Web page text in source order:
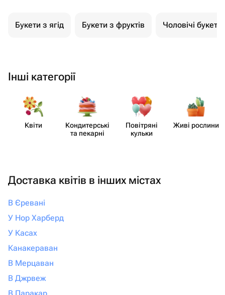
Букети з ягід Букети з фруктів Чоловічі букети
Інші категорії
Квіти
Кондит​ерські
та пекарні
Повітряні
кульки
Живі рослини
Доставка квітів в інших містах
В Єревані
У Нор Харберд
У Касах
Канакераван
В Мерцаван
В Джрвеж